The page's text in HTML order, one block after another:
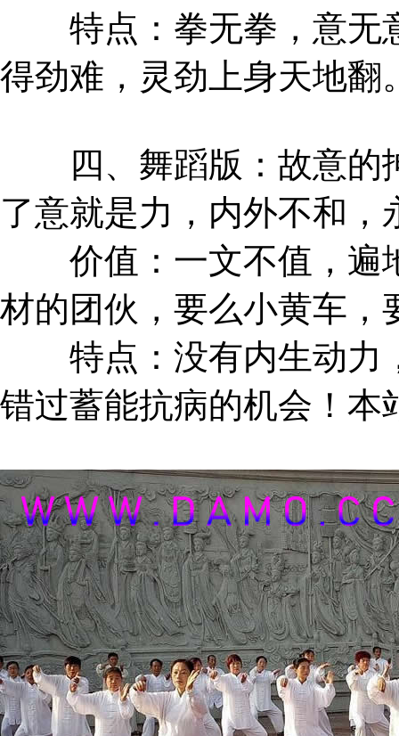
特点：拳无拳，意无
得劲难，灵劲上身天地翻
四、舞蹈版：故意的
了意就是力，内外不和，
价值：一文不值，遍
材的团伙，要么小黄车，
特点：没有内生动力
错过蓄能抗病的机会！本